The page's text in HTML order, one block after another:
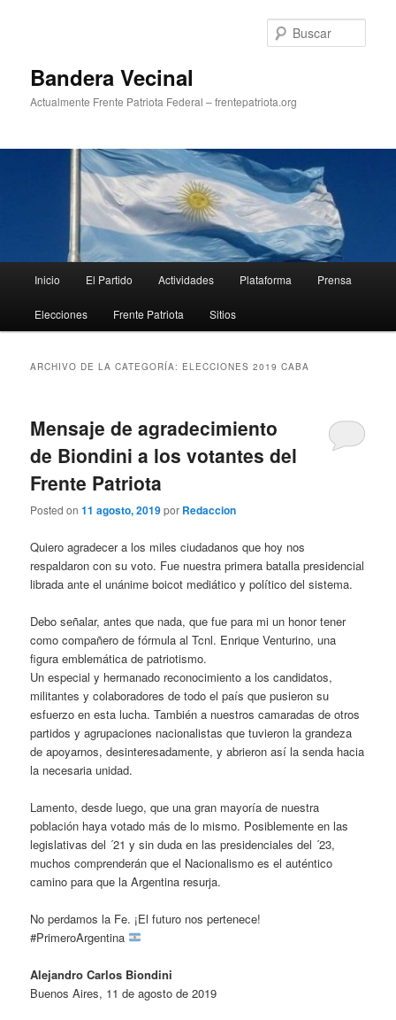
Bandera Vecinal
Actualmente Frente Patriota Federal – frentepatriota.org
principal
Inicio El Partido Actividades Plataforma Prensa
Elecciones Frente Patriota Sitios
ARCHIVO DE LA CATEGORÍA: ELECCIONES 2019 CABA
Mensaje de agradecimiento
de Biondini a los votantes del
Frente Patriota
Posted on11 agosto, 2019por Redaccion
Quiero agradecer a los miles ciudadanos que hoy nos
respaldaron con su voto. Fue nuestra primera batalla presidencial
librada ante el unánime boicot mediático y político del sistema.
Debo señalar, antes que nada, que fue para mi un honor tener
como compañero de fórmula al Tcnl. Enrique Venturino, una
figura emblemática de patriotismo.
Un especial y hermanado reconocimiento a los candidatos,
militantes y colaboradores de todo el país que pusieron su
esfuerzo en esta lucha. También a nuestros camaradas de otros
partidos y agrupaciones nacionalistas que tuvieron la grandeza
de apoyarnos, desinteresadamente, y abrieron así la senda hacia
la necesaria unidad.
Lamento, desde luego, que una gran mayoría de nuestra
población haya votado más de lo mismo. Posiblemente en las
legislativas del ´21 y sin duda en las presidenciales del ´23,
muchos comprenderán que el Nacionalismo es el auténtico
camino para que la Argentina resurja.
No perdamos la Fe. ¡El futuro nos pertenece!
#PrimeroArgentina
Alejandro Carlos Biondini
Buenos Aires, 11 de agosto de 2019